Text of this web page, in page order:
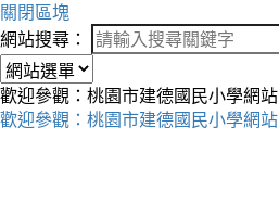
關閉區塊
網站搜尋：
歡迎參觀：桃園市建德國民小學網站
歡迎參觀：桃園市建德國民小學網站